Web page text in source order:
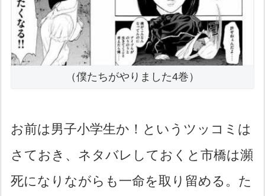
（僕たちがやりました4巻）
お前は男子小学生か！というツッコミは
さておき、ネタバレしておくと市橋は瀕
死になりながらも一命を取り留める。た